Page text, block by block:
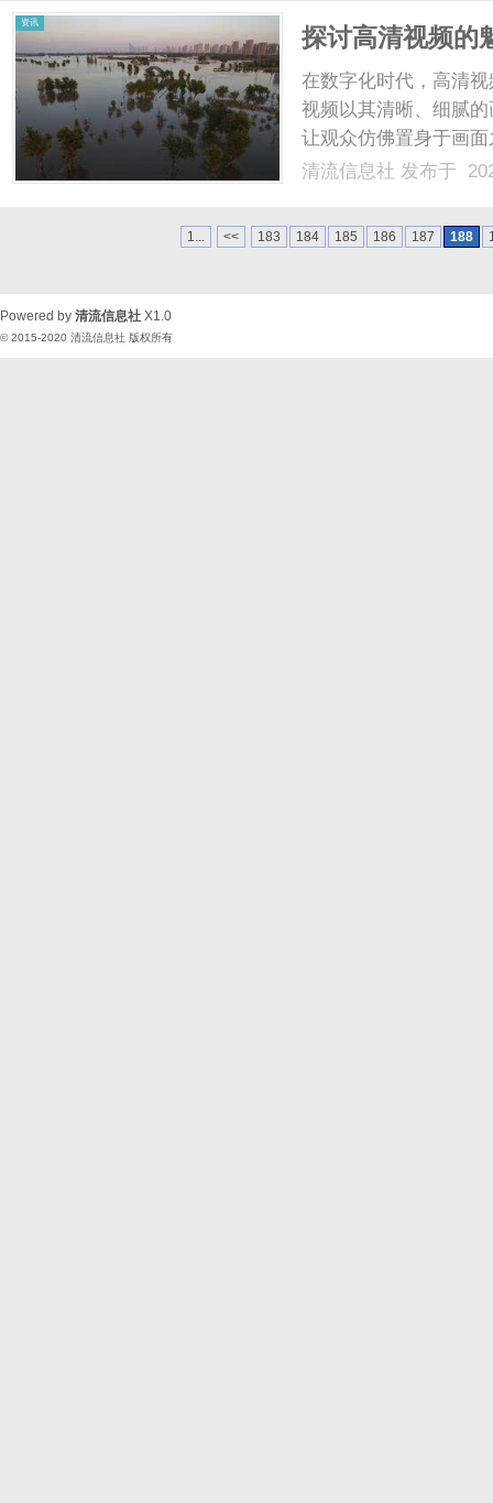
资讯
探讨高清视频的
在数字化时代，高清
视频以其清晰、细腻
让观众仿佛置身于画
领域还是商业领域，
在商业领域，高清视
清流信息社 发布于
1... << 183 184 185 186 187 188
Powered by 清流信息社 X1.0
© 2015-2020 清流信息社 版权所有